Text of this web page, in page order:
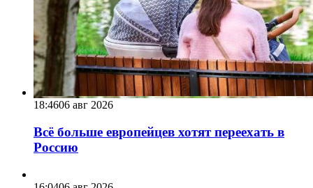
18:4606 авг 2026
Всё больше европейцев хотят переехать в
Россию